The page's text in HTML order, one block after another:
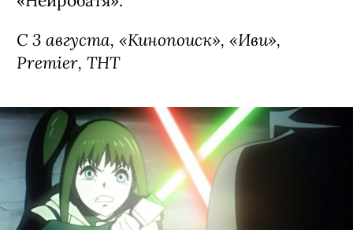
С 3 августа, «Кинопоиск», «Иви»,
Premier, ТНТ